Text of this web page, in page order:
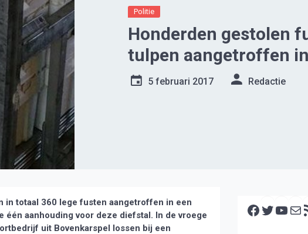
Politie
Honderden gestolen
tulpen aangetroffen
5 februari 2017 Redactie
in totaal 360 lege fusten aangetroffen in een
aanhouding voor deze diefstal. In de vroege
uit Bovenkarspel lossen bij een
Facebook Twitter YouTube E-mail